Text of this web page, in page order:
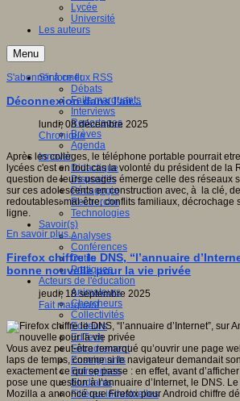
Lycée
Université
Les auteurs
Menu
S'informer
Débats
Faits marquants
Interviews
Reportages
Brèves
Agenda
Innover
Didactique
Dispositifs
Pédagogie
Recherche
Technologies
Savoir(s)
Analyses
Conférences
Outils
Pratiques
Acteurs de l'éducation
Animateurs
Chercheurs
Collectivités
Editeurs
EdTech
Encadrement
Enseignants
Entreprises
Etudiants
Filières industrielles
S'abonner à ce flux RSS
Déconnexion dans l'air...
lundi, 08 décembre 2025
Chronique
Après les collèges, le téléphone portable pourrait
lycées c'est en tout cas la volonté du président de la
question de leurs usages émerge celle des réseaux
sur ces adolescents en construction avec, à la clé,
redoutables: mal-être, conflits familiaux, décrochage
ligne.
En savoir plus...
Firefox chiffre le DNS, “l’annuaire
bonne nouvelle pour la vie privée
jeudi, 18 septembre 2025
Fait marquant
Vous avez peut-être remarqué qu’ouvrir une page
laps de temps, comme si le navigateur demandait
exactement ce qui se passe : en effet, avant
pose une question à l’annuaire d’Internet, le DNS.
Mozilla a annoncé que Firefox pour Android chiffre